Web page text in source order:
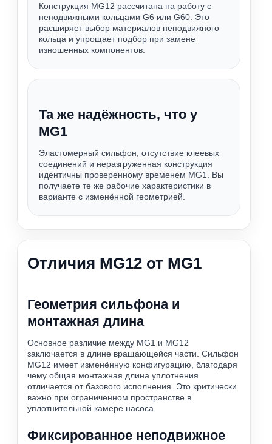
Конструкция MG12 рассчитана на работу с
неподвижными кольцами G6 или G60. Это
расширяет выбор материалов неподвижного
кольца и упрощает подбор при замене
изношенных компонентов.
Та же надёжность, что у
MG1
Эластомерный сильфон, отсутствие клеевых
соединений и неразгруженная конструкция
идентичны проверенному временем MG1. Вы
получаете те же рабочие характеристики в
варианте с изменённой геометрией.
Отличия MG12 от MG1
Геометрия сильфона и
монтажная длина
Основное различие между MG1 и MG12
заключается в длине вращающейся части. Сильфон
MG12 имеет изменённую конфигурацию, благодаря
чему общая монтажная длина уплотнения
отличается от базового исполнения. Это критически
важно при ограниченном пространстве в
уплотнительной камере насоса.
Фиксированное неподвижное